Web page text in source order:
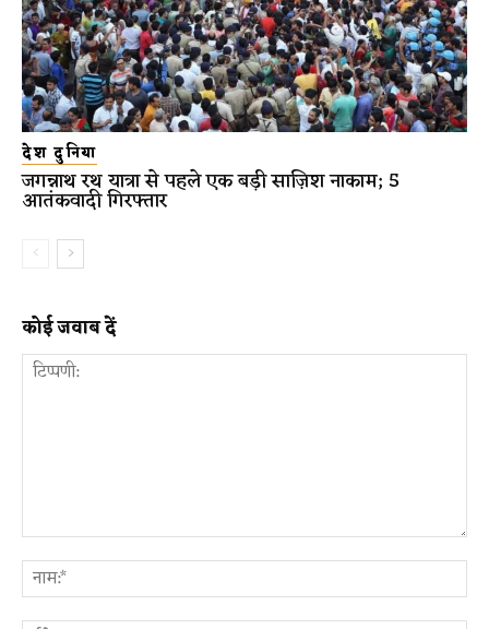
देश दुनिया
जगन्नाथ रथ यात्रा से पहले एक बड़ी साज़िश नाकाम; 5
आतंकवादी गिरफ्तार
कोई जवाब दें